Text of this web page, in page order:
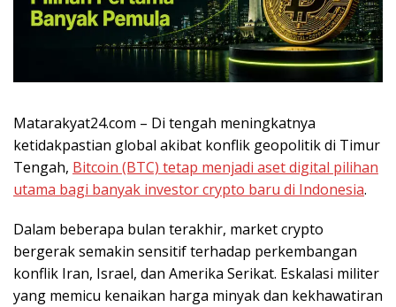
Matarakyat24.com – Di tengah meningkatnya
ketidakpastian global akibat konflik geopolitik di Timur
Tengah, Bitcoin (BTC) tetap menjadi aset digital pilihan
utama bagi banyak investor crypto baru di Indonesia.
Dalam beberapa bulan terakhir, market crypto
bergerak semakin sensitif terhadap perkembangan
konflik Iran, Israel, dan Amerika Serikat. Eskalasi militer
yang memicu kenaikan harga minyak dan kekhawatiran